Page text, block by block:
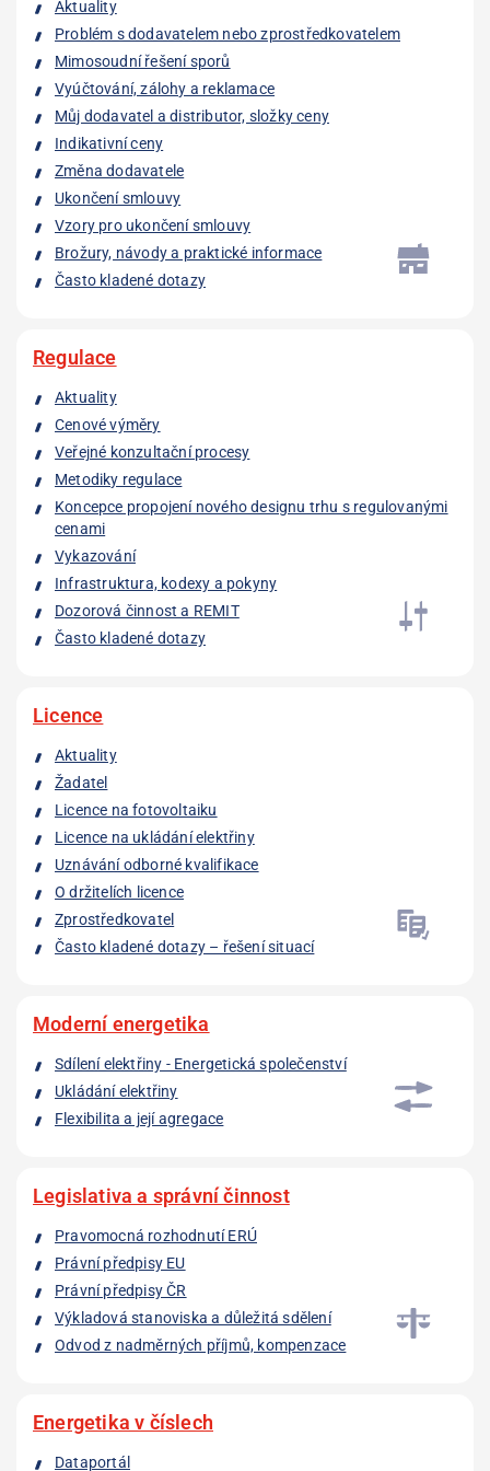
Aktuality
Problém s dodavatelem nebo zprostředkovatelem
Mimosoudní řešení sporů
Vyúčtování, zálohy a reklamace
Můj dodavatel a distributor, složky ceny
Indikativní ceny
Změna dodavatele
Ukončení smlouvy
Vzory pro ukončení smlouvy
Brožury, návody a praktické informace
Často kladené dotazy
Regulace
Aktuality
Cenové výměry
Veřejné konzultační procesy
Metodiky regulace
Koncepce propojení nového designu trhu s regulovanými
cenami
Vykazování
Infrastruktura, kodexy a pokyny
Dozorová činnost a REMIT
Často kladené dotazy
Licence
Aktuality
Žadatel
Licence na fotovoltaiku
Licence na ukládání elektřiny
Uznávání odborné kvalifikace
O držitelích licence
Zprostředkovatel
Často kladené dotazy – řešení situací
Moderní energetika
Sdílení elektřiny - Energetická společenství
Ukládání elektřiny
Flexibilita a její agregace
Legislativa a správní činnost
Pravomocná rozhodnutí ERÚ
Právní předpisy EU
Právní předpisy ČR
Výkladová stanoviska a důležitá sdělení
Odvod z nadměrných příjmů, kompenzace
Energetika v číslech
Dataportál